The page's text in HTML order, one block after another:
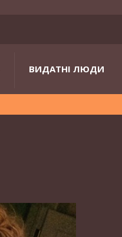
ВИДАТНІ ЛЮДИ